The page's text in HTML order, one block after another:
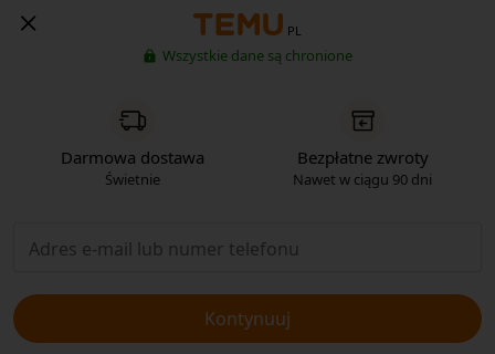
PL
Wszystkie dane są chronione
Darmowa dostawa
Świetnie
Bezpłatne zwroty
Nawet w ciągu 90 dni
Kontynuuj